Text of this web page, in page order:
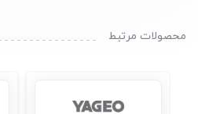
محصولات مرتبط